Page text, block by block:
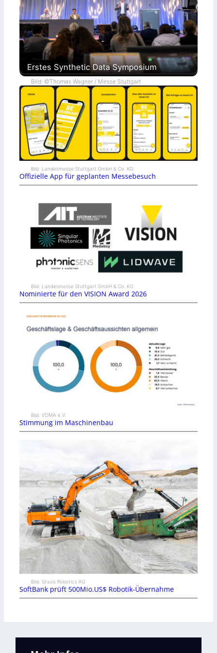
Erstes Synthetic Data Symposium
Bild: ©Thomas Wagner / Messe Stuttgart
Bild: Landesmesse Stuttgart GmbH & Co. KG
Offizielle App für geplanten Messebesuch
Bild: Landesmesse Stuttgart GmbH & Co. KG
Nominierte für den VISION Award 2026
Bild: VDMA e.V.
Stimmung im Maschinenbau
Bild: Gravis Robotics AG
SoftBank prüft 500Mio.US$ Robotik-Übernahme